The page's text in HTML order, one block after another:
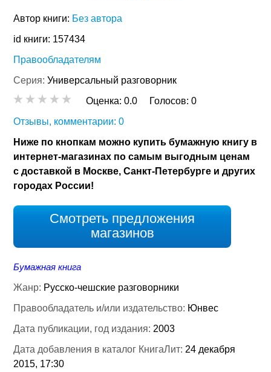
Автор книги: Без автора
id книги: 157434
Правообладателям
Серия:Универсальный разговорник
Оценка:0.0 Голосов:0
Отзывы, комментарии: 0
Ниже по кнопкам можно купить бумажную книгу в
интернет-магазинах по самым выгодным ценам
с доставкой в Москве, Санкт-Петербурге и других
городах России!
Смотреть предложения
магазинов
Бумажная книга
Жанр: Русско-чешские разговорники
Правообладатель и/или издательство: Юнвес
Дата публикации, год издания: 2003
Дата добавления в каталог КнигаЛит: 24 декабря
2015, 17:30